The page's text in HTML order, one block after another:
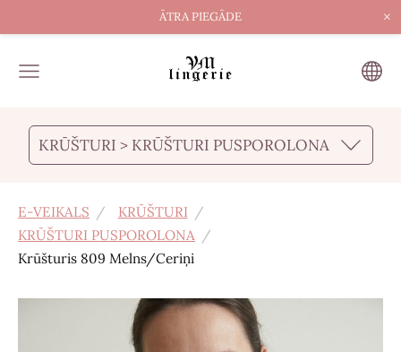
ĀTRA PIEGĀDE ×
KRŪŠTURI > KRŪŠTURI PUSPOROLONA
E-VEIKALS
KRŪŠTURI
KRŪŠTURI PUSPOROLONA
Krūšturis 809 Melns/Ceriņi